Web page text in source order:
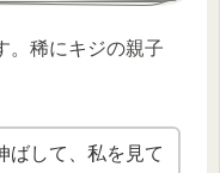
。稀にキジの親子
ばして、私を見て